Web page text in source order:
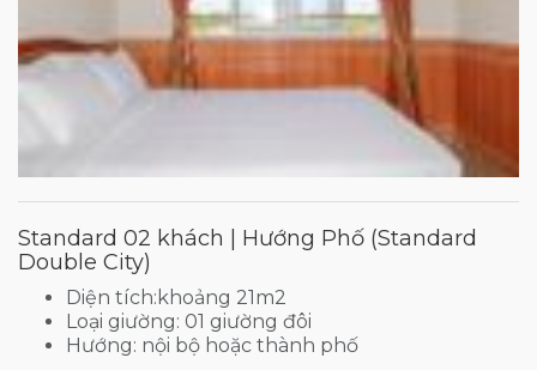
Standard 02 khách | Hướng Phố (Standard
Double City)
Diện tích:khoảng 21m2
Loại giường: 01 giường đôi
Hướng: nội bộ hoặc thành phố